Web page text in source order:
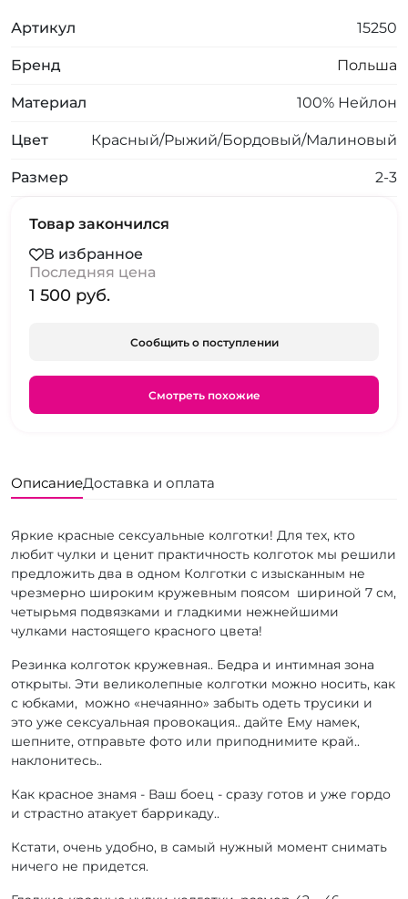
Артикул 15250
Бренд Польша
Материал 100% Нейлон
Цвет Красный/Рыжий/Бордовый/Малиновый
Размер 2-3
Товар закончился
В избранное
Последняя цена
1 500 pуб.
Сообщить о поступлении
Смотреть похожие
ОписаниеДоставка и оплата
Яркие красные сексуальные колготки! Для тех, кто
любит чулки и ценит практичность колготок мы решили
предложить два в одном Колготки с изысканным не
чрезмерно широким кружевным поясом шириной 7 см,
четырьмя подвязками и гладкими нежнейшими
чулками настоящего красного цвета!
Резинка колготок кружевная.. Бедра и интимная зона
открыты. Эти великолепные колготки можно носить, как
с юбками, можно «нечаянно» забыть одеть трусики и
это уже сексуальная провокация.. дайте Ему намек,
шепните, отправьте фото или приподнимите край..
наклонитесь..
Как красное знамя - Ваш боец - сразу готов и уже гордо
и страстно атакует баррикаду..
Кстати, очень удобно, в самый нужный момент снимать
ничего не придется.